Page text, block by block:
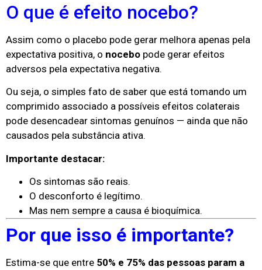
O que é efeito nocebo?
Assim como o placebo pode gerar melhora apenas pela
expectativa positiva, o nocebo pode gerar efeitos
adversos pela expectativa negativa.
Ou seja, o simples fato de saber que está tomando um
comprimido associado a possíveis efeitos colaterais
pode desencadear sintomas genuínos — ainda que não
causados pela substância ativa.
Importante destacar:
Os sintomas são reais.
O desconforto é legítimo.
Mas nem sempre a causa é bioquímica.
Por que isso é importante?
Estima-se que entre 50% e 75% das pessoas param a